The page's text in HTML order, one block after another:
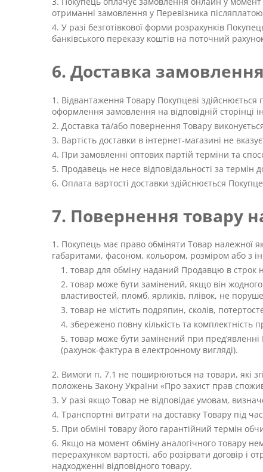
отриманні замовлення у Перевізника
У разі безготівкової форми розрахунків
банківського переказу коштів на поточний
6. Доставка замовлення
Відвантаження Товару Покупцеві
оформлення замовлення на відповідній сторінці
Доставка та/або повернення Товару
Вартість доставки в інтернет-магазині не
При замовленні оптових партій терміни та
Продавець не несе відповідальності за термін
Оплата вартості доставки здійснюється
7. Повернення товару
Покупець має право обміняти Товар належної
габаритами, фасоном, кольором, розміром або з
товар для обміну наданий Продавцю в строк
товар може бути замінений, якщо він
властивостей, пломб, ярликів, плівок, не
товар не містить подряпин, сколів,
збережено повну кількість та комплектність
товар може бути замінений при
(рахунок-фактура в електронному вигляді).
Вимоги п. 7.1 не поширюються на товари, які
положень Закону України «Про захист прав
У разі якщо Товар не відповідає умовам,
Транспортні витрати на доставку Товару під
При обміні товару його гарантійний термін
Якщо на момент обміну аналогічного товару
перерахунком вартості, або розірвати договір і
надходженні відповідного товару.